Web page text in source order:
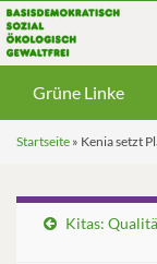
Grüne Linke
Startseite » Kenia setzt
Kitas: